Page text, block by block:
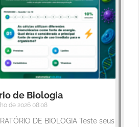
de Biologia
de 2026 08:08
DE BIOLOGIA Teste seus